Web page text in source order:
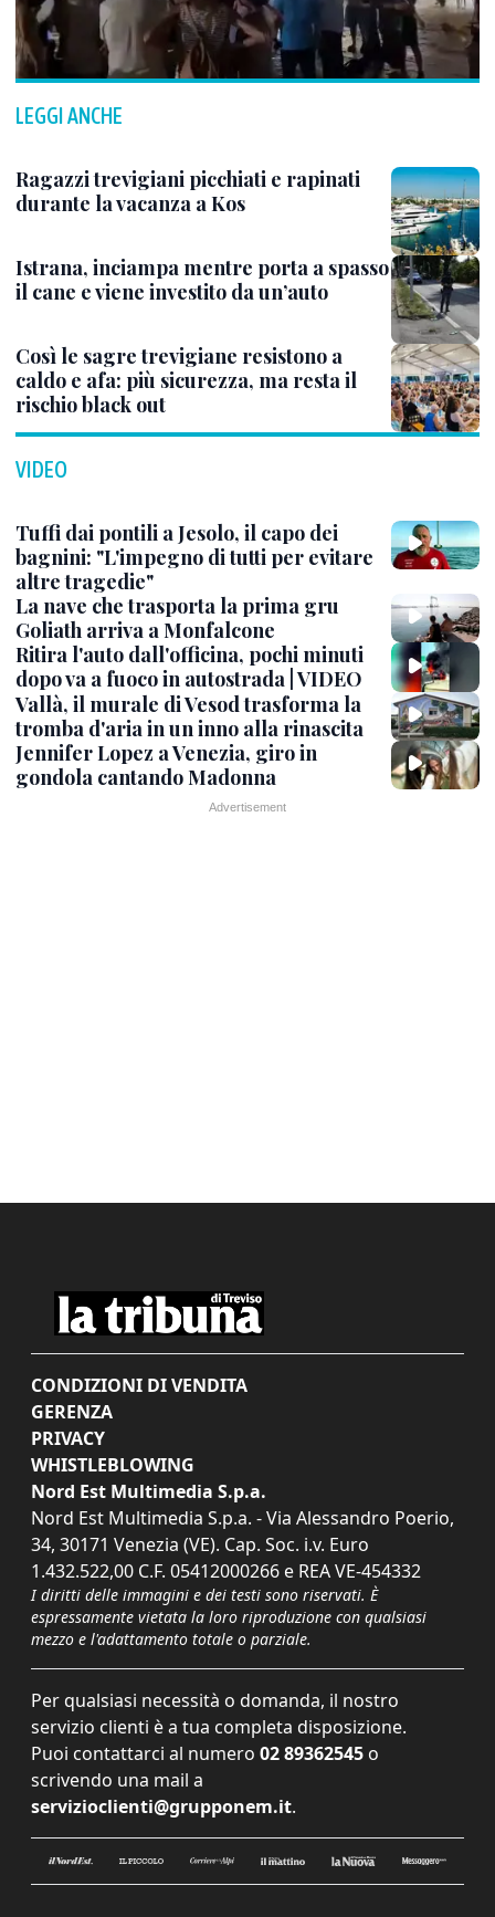
LEGGI ANCHE
Ragazzi trevigiani picchiati e rapinati
durante la vacanza a Kos
Istrana, inciampa mentre porta a spasso
il cane e viene investito da un’auto
Così le sagre trevigiane resistono a
caldo e afa: più sicurezza, ma resta il
rischio black out
VIDEO
Tuffi dai pontili a Jesolo, il capo dei
bagnini: "L'impegno di tutti per evitare
altre tragedie"
La nave che trasporta la prima gru
Goliath arriva a Monfalcone
Ritira l'auto dall'officina, pochi minuti
dopo va a fuoco in autostrada | VIDEO
Vallà, il murale di Vesod trasforma la
tromba d'aria in un inno alla rinascita
Jennifer Lopez a Venezia, giro in
gondola cantando Madonna
CONDIZIONI DI VENDITA
GERENZA
PRIVACY
WHISTLEBLOWING
Nord Est Multimedia S.p.a.
Nord Est Multimedia S.p.a. - Via Alessandro Poerio,
34, 30171 Venezia (VE). Cap. Soc. i.v. Euro
1.432.522,00 C.F. 05412000266 e REA VE-454332
I diritti delle immagini e dei testi sono riservati. È
espressamente vietata la loro riproduzione con qualsiasi
mezzo e l'adattamento totale o parziale.
Per qualsiasi necessità o domanda, il nostro
servizio clienti è a tua completa disposizione.
Puoi contattarci al numero 02 89362545 o
scrivendo una mail a
servizioclienti@grupponem.it.